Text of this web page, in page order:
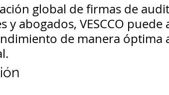
global de firmas de
y abogados, VESCCO
de manera óptima